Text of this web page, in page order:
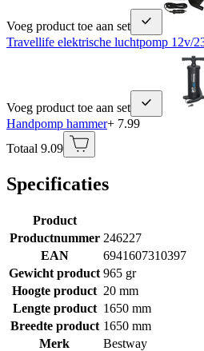
Voeg product toe aan set
Travellife elektrische luchtpomp 12v/
Voeg product toe aan set
Handpomp hammer+ 7.99
Totaal 9.09
Specificaties
Product
Productnummer 246227
EAN
6941607310397
Gewicht product 965 gr
Hoogte product 20 mm
Lengte product 1650 mm
Breedte product 1650 mm
Merk
Bestway